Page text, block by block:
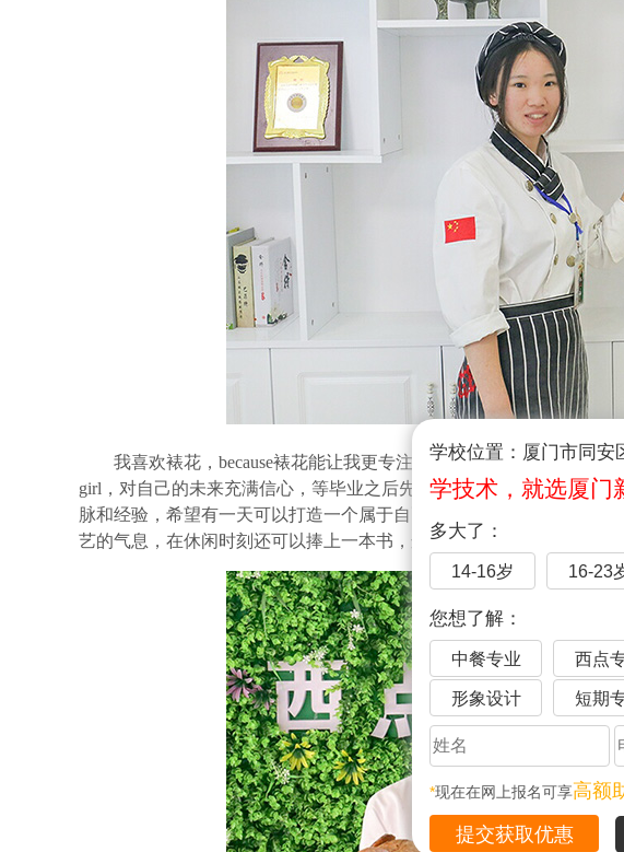
学校位置：厦门市同安
学技术，就选厦门
多大了：
14-16岁 16-23
您想了解：
中餐专业 西点
形象设计 短期
*现在在网上报名可享高额
我喜欢裱花， because裱花能让我更专注，心也能自然地静下来，
girl，对自己的未来充满信心，等毕业之后先通过学院提供的就业单位
脉和经验，希望有一天可以打造一个属于自己的小小的甜品店，里面
艺的气息，在休闲时刻还可以捧上一本书，这是我一直追求并坚持不懈